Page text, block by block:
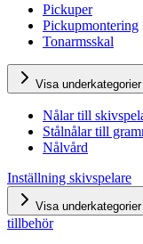
Pickuper
Pickupmontering
Tonarmsskal
Visa
Nålar till
Stålnålar till
Nålvård
Inställning skivspelare
Visa
tillbehör